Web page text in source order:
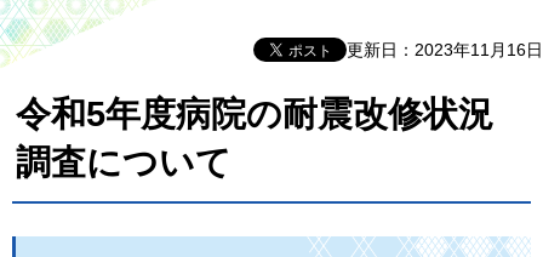
更新日：2023年11月16日
令和5年度病院の耐震改修状況
調査について